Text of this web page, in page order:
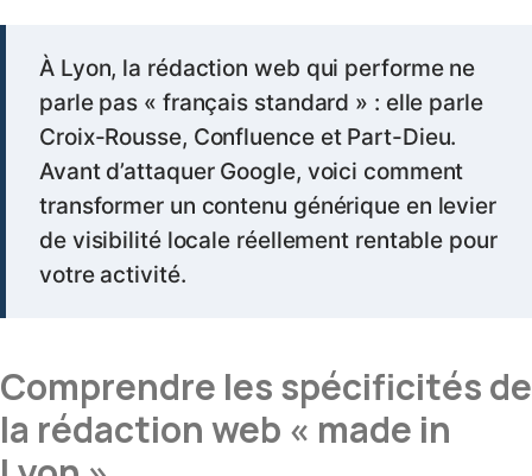
À Lyon, la rédaction web qui performe ne
parle pas « français standard » : elle parle
Croix-Rousse, Confluence et Part-Dieu.
Avant d’attaquer Google, voici comment
transformer un contenu générique en levier
de visibilité locale réellement rentable pour
votre activité.
Comprendre les spécificités de
la rédaction web « made in